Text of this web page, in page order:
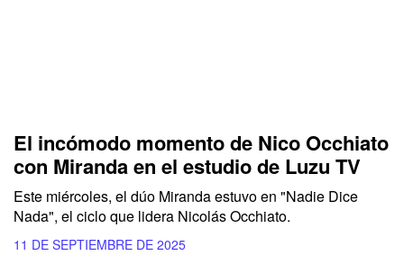
El incómodo momento de Nico Occhiato
con Miranda en el estudio de Luzu TV
Este miércoles, el dúo Miranda estuvo en "Nadie Dice
Nada", el ciclo que lidera Nicolás Occhiato.
11 DE SEPTIEMBRE DE 2025